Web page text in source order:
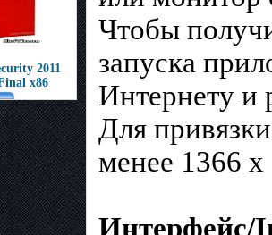
2011
x86
Чтобы
запуска
Интернету и
Для
менее 1366 x
Интерфейс/